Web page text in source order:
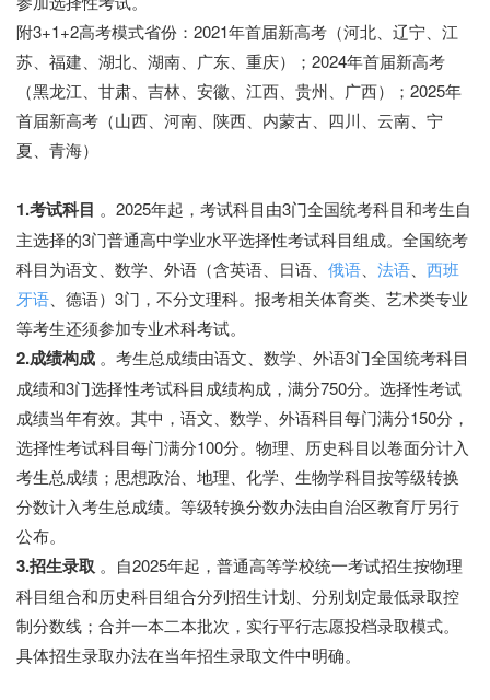
附3+1+2高考模式省份：2021年首届新高考（河北、辽宁、江
苏、福建、湖北、湖南、广东、重庆）；2024年首届新高考
（黑龙江、甘肃、吉林、安徽、江西、贵州、广西）；2025年
首届新高考（山西、河南、陕西、内蒙古、四川、云南、宁
夏、青海）
1.考试科目 。2025年起，考试科目由3门全国统考科目和考生自
主选择的3门普通高中学业水平选择性考试科目组成。全国统考
科目为语文、数学、外语（含英语、日语、 俄语 法语
西班
牙语 、德语）3门，不分文理科。报考相关体育类、艺术类专业
等考生还须参加专业术科考试。
2.成绩构成 。考生总成绩由语文、数学、外语3门全国统考科目
成绩和3门选择性考试科目成绩构成，满分750分。选择性考试
成绩当年有效。其中，语文、数学、外语科目每门满分150分，
选择性考试科目每门满分100分。物理、历史科目以卷面分计入
考生总成绩；思想政治、地理、化学、生物学科目按等级转换
分数计入考生总成绩。等级转换分数办法由自治区教育厅另行
公布。
3.招生录取 。自2025年起，普通高等学校统一考试招生按物理
科目组合和历史科目组合分列招生计划、分别划定最低录取控
制分数线；合并一本二本批次，实行平行志愿投档录取模式。
具体招生录取办法在当年招生录取文件中明确。